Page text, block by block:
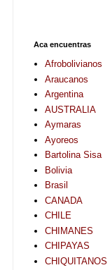
Aca encuentras
Afrobolivianos
Araucanos
Argentina
AUSTRALIA
Aymaras
Ayoreos
Bartolina Sisa
Bolivia
Brasil
CANADA
CHILE
CHIMANES
CHIPAYAS
CHIQUITANOS